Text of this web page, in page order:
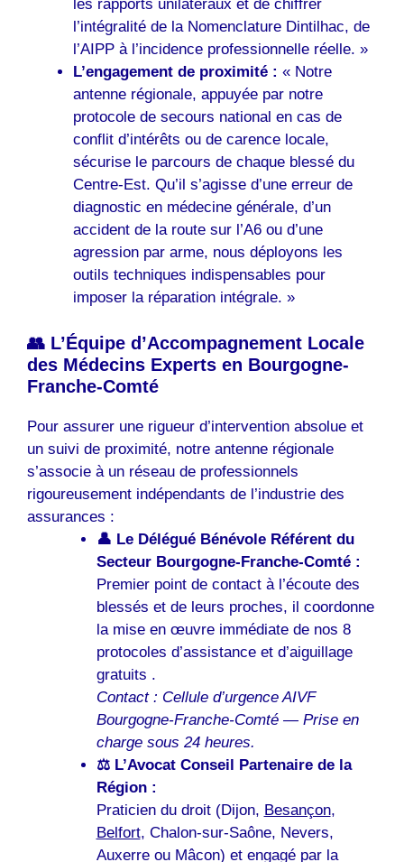
les rapports unilatéraux et de chiffrer
l’intégralité de la Nomenclature Dintilhac, de
l’AIPP à l’incidence professionnelle réelle. »
L’engagement de proximité : « Notre
antenne régionale, appuyée par notre
protocole de secours national en cas de
conflit d’intérêts ou de carence locale,
sécurise le parcours de chaque blessé du
Centre-Est. Qu’il s’agisse d’une erreur de
diagnostic en médecine générale, d’un
accident de la route sur l’A6 ou d’une
agression par arme, nous déployons les
outils techniques indispensables pour
imposer la réparation intégrale. »
👥 L’Équipe d’Accompagnement Locale
des Médecins Experts en Bourgogne-
Franche-Comté
Pour assurer une rigueur d’intervention absolue et
un suivi de proximité, notre antenne régionale
s’associe à un réseau de professionnels
rigoureusement indépendants de l’industrie des
assurances :
👤 Le Délégué Bénévole Référent du
Secteur Bourgogne-Franche-Comté :
Premier point de contact à l’écoute des
blessés et de leurs proches, il coordonne
la mise en œuvre immédiate de nos 8
protocoles d’assistance et d’aiguillage
gratuits .
Contact : Cellule d’urgence AIVF
Bourgogne-Franche-Comté — Prise en
charge sous 24 heures.
⚖️ L’Avocat Conseil Partenaire de la
Région :
Praticien du droit (Dijon, Besançon,
Belfort, Chalon-sur-Saône, Nevers,
Auxerre ou Mâcon) et engagé par la